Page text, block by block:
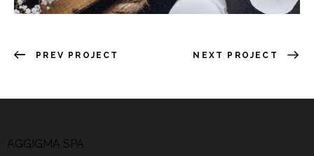
PREV PROJECT NEXT PROJECT
AGGIGMA SPA